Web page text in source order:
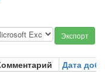
Экспорт
Дата